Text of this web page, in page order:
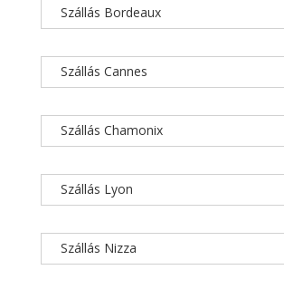
Szállás Bordeaux
Szállás Cannes
Szállás Chamonix
Szállás Lyon
Szállás Nizza